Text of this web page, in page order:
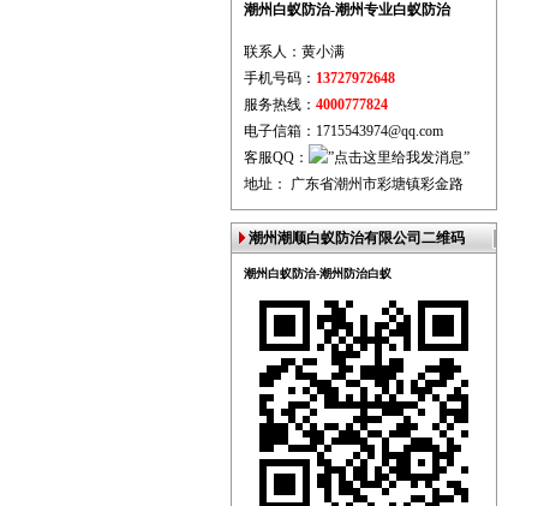
潮州白蚁防治-潮州专业白蚁防治
联系人：黄小满
手机号码： 13727972648
服务热线： 4000777824
电子信箱：1715543974@qq.com
客服QQ：
地址： 广东省潮州市彩塘镇彩金路
潮州潮顺白蚁防治有限公司二维码
潮州白蚁防治-潮州防治白蚁